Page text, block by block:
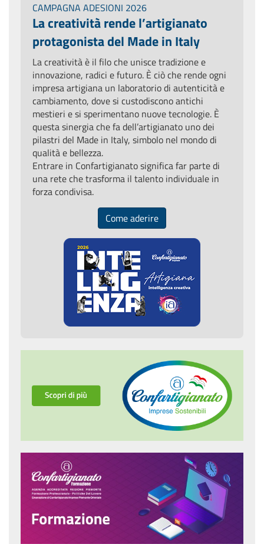
CAMPAGNA ADESIONI 2026
La creatività rende l’artigianato
protagonista del Made in Italy
La creatività è il filo che unisce tradizione e
innovazione, radici e futuro. È ciò che rende ogni
impresa artigiana un laboratorio di autenticità e
cambiamento, dove si custodiscono antichi
mestieri e si sperimentano nuove tecnologie. È
questa sinergia che fa dell’artigianato uno dei
pilastri del Made in Italy, simbolo nel mondo di
qualità e bellezza.
Entrare in Confartigianato significa far parte di
una rete che trasforma il talento individuale in
forza condivisa.
Come aderire